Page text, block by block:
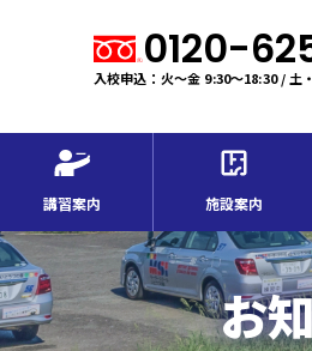
0120-
入校申込：火～金 9:30～18:30 / 土
講習案内 施設案内
お